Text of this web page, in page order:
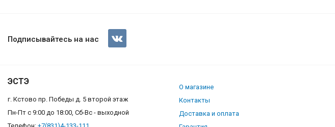
Морозильная камера Саратов 175-001 (МКШ-250)
Подписывайтесь на нас
ЭСТЭ
г. Кстово пр. Победы д. 5 второй этаж
Пн-Пт с 9:00 до 18:00, Сб-Вс - выходной
О магазине
Контакты
Доставка и оплата